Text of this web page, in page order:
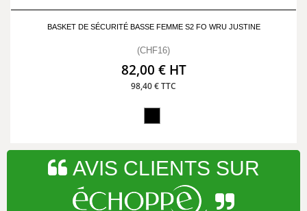
BASKET DE SÉCURITÉ BASSE FEMME S2 FO WRU JUSTINE
(CHF16)
82,00 € HT
98,40 € TTC